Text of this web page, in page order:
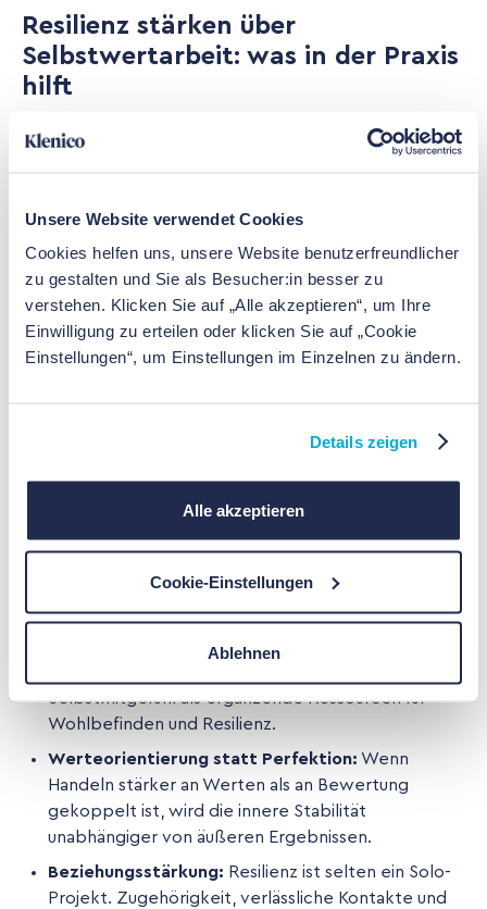
Unsere Website verwendet Cookies
Cookies helfen uns, unsere Website benutzerfreundlicher
zu gestalten und Sie als Besucher:in besser zu
verstehen. Klicken Sie auf „Alle akzeptieren“, um Ihre
Einwilligung zu erteilen oder klicken Sie auf „Cookie
Einstellungen“, um Einstellungen im Einzelnen zu ändern.
Details zeigen
Alle akzeptieren
Cookie-Einstellungen
Ablehnen
Resilienz stärken über
Selbstwertarbeit: was in der Praxis
hilft
Selbstwert und Umgang mit inneren Bewertungen
sich verändern. In vielen Ansätzen - z. B. kognitiver
Verhaltenstherapie, achtsamkeitsbasierten Verfahren
oder kombinierten Resilienz-Programmen - geht es
genau darum: Gedankenmuster prüfen, Emotionen
regulieren, soziale Ressourcen aktivieren. Eine neuere
basierte Ansätze Resilienz verbessern können.
Konkrete, alltagsnahe Wirkprinzipien sind:
Selbstmitgefühl:Selbstmitgefühl ist nicht
Selbstmitleid, sondern eine freundliche, realistische
Haltung gegenüber dem eigenen Erleben - gerade
Selbstmitgefühl als ergänzende Ressourcen für
Wohlbefinden und Resilienz.
Werteorientierung statt Perfektion: Wenn
Handeln stärker an Werten als an Bewertung
gekoppelt ist, wird die innere Stabilität
unabhängiger von äußeren Ergebnissen.
Beziehungsstärkung: Resilienz ist selten ein Solo-
Projekt. Zugehörigkeit, verlässliche Kontakte und